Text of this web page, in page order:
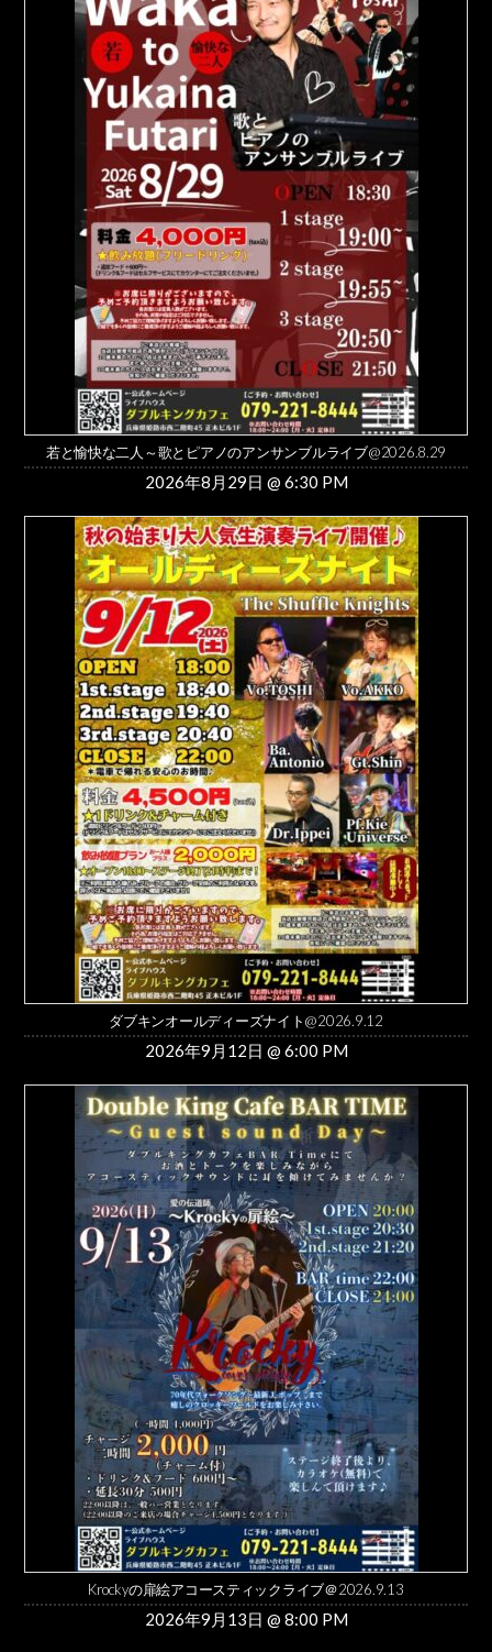
若と愉快な二人～歌とピアノのアンサンブルライブ@2026.8.29
2026年8月29日 @ 6:30 PM
ダブキンオールディーズナイト@2026.9.12
2026年9月12日 @ 6:00 PM
Krockyの扉絵アコースティックライブ＠2026.9.13
2026年9月13日 @ 8:00 PM